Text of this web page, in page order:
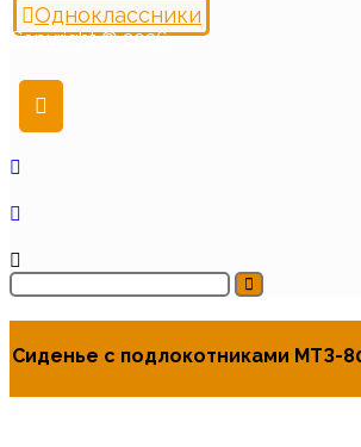
Одноклассники
Copyright © 2026
Сиденье с подлокотниками МТЗ-